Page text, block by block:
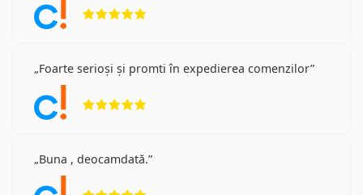
Foarte serioși și promti în expedierea comenzilor
Buna , deocamdată.